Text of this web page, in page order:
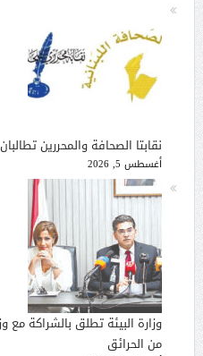
نقابتا الصحافة والمحررين
أغسطس 5, 2026
وزارة البيئة تطلق بالشراكة مع
من الحرائق